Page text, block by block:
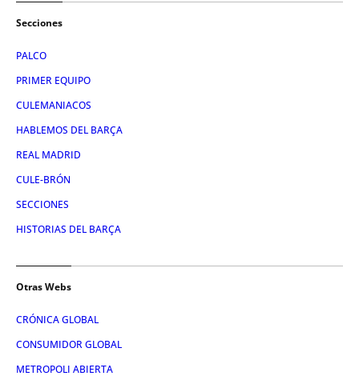
Secciones
PALCO
PRIMER EQUIPO
CULEMANIACOS
HABLEMOS DEL BARÇA
REAL MADRID
CULE-BRÓN
SECCIONES
HISTORIAS DEL BARÇA
Otras Webs
CRÓNICA GLOBAL
CONSUMIDOR GLOBAL
METROPOLI ABIERTA